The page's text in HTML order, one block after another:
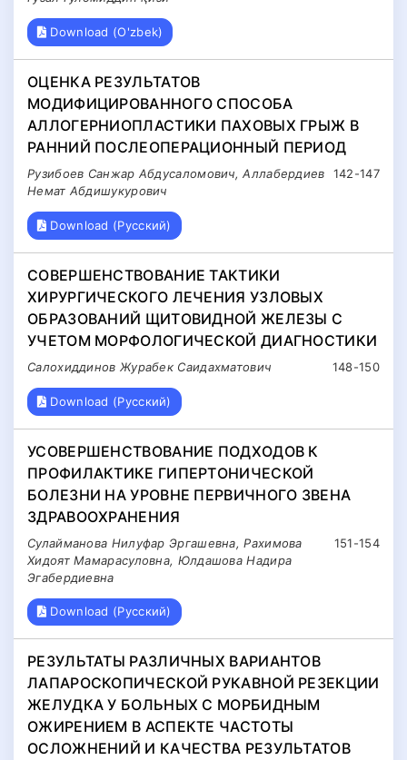
Download (O'zbek)
ОЦЕНКА РЕЗУЛЬТАТОВ
МОДИФИЦИРОВАННОГО СПОСОБА
АЛЛОГЕРНИОПЛАСТИКИ ПАХОВЫХ ГРЫЖ В
РАННИЙ ПОСЛЕОПЕРАЦИОННЫЙ ПЕРИОД
142-147
Рузибоев Санжар Абдусаломович, Аллабердиев
Немат Абдишукурович
Download (Русский)
СОВЕРШЕНСТВОВАНИЕ ТАКТИКИ
ХИРУРГИЧЕСКОГО ЛЕЧЕНИЯ УЗЛОВЫХ
ОБРАЗОВАНИЙ ЩИТОВИДНОЙ ЖЕЛЕЗЫ С
УЧЕТОМ МОРФОЛОГИЧЕСКОЙ ДИАГНОСТИКИ
148-150
Салохиддинов Журабек Саидахматович
Download (Русский)
УСОВЕРШЕНСТВОВАНИЕ ПОДХОДОВ К
ПРОФИЛАКТИКЕ ГИПЕРТОНИЧЕСКОЙ
БОЛЕЗНИ НА УРОВНЕ ПЕРВИЧНОГО ЗВЕНА
ЗДРАВООХРАНЕНИЯ
151-154
Сулайманова Нилуфар Эргашевна, Рахимова
Хидоят Мамарасуловна, Юлдашова Надира
Эгабердиевна
Download (Русский)
РЕЗУЛЬТАТЫ РАЗЛИЧНЫХ ВАРИАНТОВ
ЛАПАРОСКОПИЧЕСКОЙ РУКАВНОЙ РЕЗЕКЦИИ
ЖЕЛУДКА У БОЛЬНЫХ С МОРБИДНЫМ
ОЖИРЕНИЕМ В АСПЕКТЕ ЧАСТОТЫ
ОСЛОЖНЕНИЙ И КАЧЕСТВА РЕЗУЛЬТАТОВ